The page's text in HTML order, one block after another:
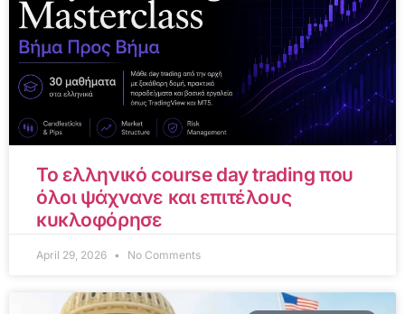
Το ελληνικό course day trading που
όλοι ψάχνανε και επιτέλους
κυκλοφόρησε
April 29, 2026 No Comments